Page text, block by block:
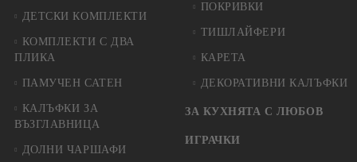
ДЕТСКИ КОМПЛЕКТИ
КОМПЛЕКТИ С ДВА
ПЛИКА
ПАМУЧЕН САТЕН
КАЛЪФКИ ЗА
ВЪЗГЛАВНИЦА
ДОЛНИ ЧАРШАФИ
ПОКРИВКИ
ТИШЛАЙФЕРИ
КАРЕТА
ДЕКОРАТИВНИ КАЛЪФКИ
ЗА КУХНЯТА С ЛЮБОВ
ИГРАЧКИ